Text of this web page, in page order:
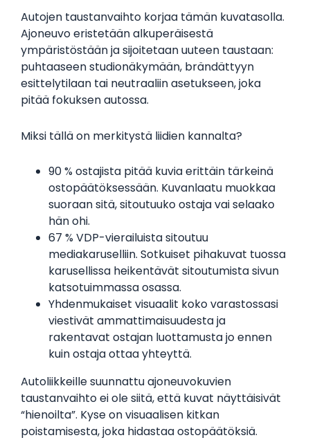
Autojen taustanvaihto korjaa tämän kuvatasolla.
Ajoneuvo eristetään alkuperäisestä
ympäristöstään ja sijoitetaan uuteen taustaan:
puhtaaseen studionäkymään, brändättyyn
esittelytilaan tai neutraaliin asetukseen, joka
pitää fokuksen autossa.
Miksi tällä on merkitystä liidien kannalta?
90 % ostajista pitää kuvia erittäin tärkeinä
ostopäätöksessään. Kuvanlaatu muokkaa
suoraan sitä, sitoutuuko ostaja vai selaako
hän ohi.
67 % VDP-vierailuista sitoutuu
mediakaruselliin. Sotkuiset pihakuvat tuossa
karusellissa heikentävät sitoutumista sivun
katsotuimmassa osassa.
Yhdenmukaiset visuaalit koko varastossasi
viestivät ammattimaisuudesta ja
rakentavat ostajan luottamusta jo ennen
kuin ostaja ottaa yhteyttä.
Autoliikkeille suunnattu ajoneuvokuvien
taustanvaihto ei ole siitä, että kuvat näyttäisivät
“hienoilta”. Kyse on visuaalisen kitkan
poistamisesta, joka hidastaa ostopäätöksiä.